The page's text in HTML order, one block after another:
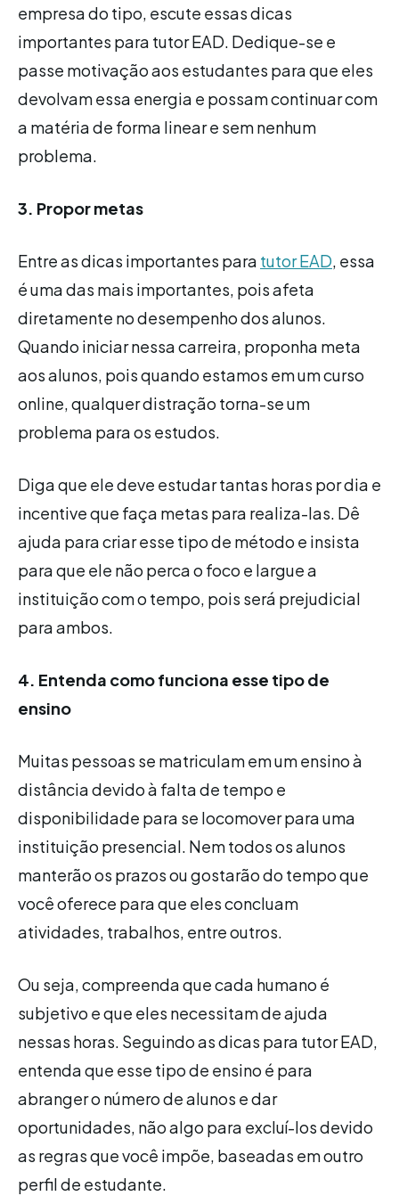
empresa do tipo, escute essas dicas
importantes para tutor EAD. Dedique-se e
passe motivação aos estudantes para que eles
devolvam essa energia e possam continuar com
a matéria de forma linear e sem nenhum
problema.
3. Propor metas
Entre as dicas importantes para tutor EAD, essa
é uma das mais importantes, pois afeta
diretamente no desempenho dos alunos.
Quando iniciar nessa carreira, proponha meta
aos alunos, pois quando estamos em um curso
online, qualquer distração torna-se um
problema para os estudos.
Diga que ele deve estudar tantas horas por dia e
incentive que faça metas para realiza-las. Dê
ajuda para criar esse tipo de método e insista
para que ele não perca o foco e largue a
instituição com o tempo, pois será prejudicial
para ambos.
4. Entenda como funciona esse tipo de
ensino
Muitas pessoas se matriculam em um ensino à
distância devido à falta de tempo e
disponibilidade para se locomover para uma
instituição presencial. Nem todos os alunos
manterão os prazos ou gostarão do tempo que
você oferece para que eles concluam
atividades, trabalhos, entre outros.
Ou seja, compreenda que cada humano é
subjetivo e que eles necessitam de ajuda
nessas horas. Seguindo as dicas para tutor EAD,
entenda que esse tipo de ensino é para
abranger o número de alunos e dar
oportunidades, não algo para excluí-los devido
as regras que você impõe, baseadas em outro
perfil de estudante.